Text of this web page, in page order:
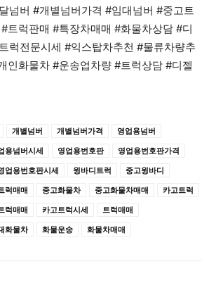
넘버 #개별넘버가격 #임대넘버 #중고트
트럭판매 #특장차매매 #화물차상담 #디
럭전문시세 #익스탑차추천 #물류차량추
인화물차 #운송업차량 #트럭상담 #디젤
개별넘버 개별넘버가격
영업용넘버
용넘버시세 영업용번호판
영업용번호판가격
업용번호판시세 윙바디트럭
중고윙바디
럭매매 중고화물차 중고화물차매매
카고트럭
럭매매 카고트럭시세
트럭매매
화물차 화물운송 화물차매매